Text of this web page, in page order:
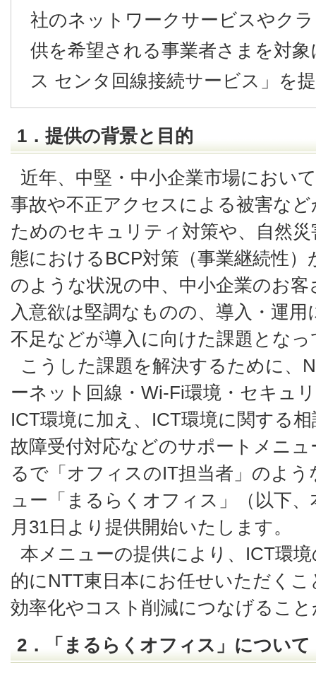
社のネットワークサービスやク
供を希望される事業者さまを対
ス センタ回線接続サービス」を
1．提供の背景と目的
近年、中堅・中小企業市場におい
事故や不正アクセスによる被害な
ためのセキュリティ対策や、自然
態におけるBCP対策（事業継続性
のような状況の中、中小企業のお
入意欲は堅調なものの、導入・運
不足などが導入に向けた課題とな
こうした課題を解決するために、
ーネット回線・Wi-Fi環境・セキュ
ICT環境に加え、ICT環境に関する
故障受付対応などのサポートメニ
るで「オフィスのIT担当者」のよ
ュー「まるらくオフィス」（以下
月31日より提供開始いたします。
本メニューの提供により、ICT環
的にNTT東日本にお任せいただく
効率化やコスト削減につなげるこ
2．「まるらくオフィス」について